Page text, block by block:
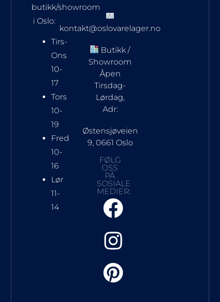
butikk/showroom
i Oslo:
Tirs-
Ons
10-
17
Tors
10-
19
Fred
10-
16
Lør
11-
14
kontakt@oslovarelager.no
Butikk /
Showroom
Åpen
Tirsdag-
Lørdag,
Adr:
Østensjøveien
9, 0661 Oslo
FØLG
OSS
PÅ
SOSIALE
MEDIER: